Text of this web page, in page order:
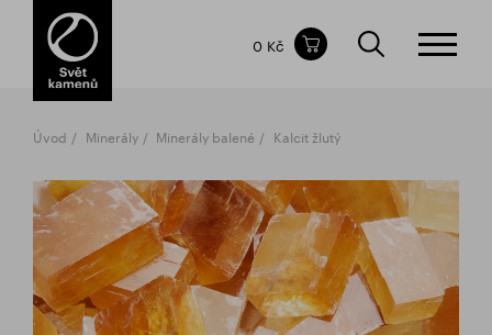
Obsah nákupního košíku
CELKOVÁ CENA
0 Kč
Úvod Minerály Minerály balené Kalcit žlutý